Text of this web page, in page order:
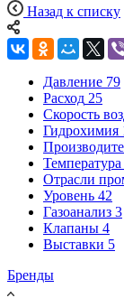
Назад к списку
Давление 79
Расход 25
Скорость
Гидрохимия
Температура
Отрасли
Уровень 42
Газоанализ 3
Клапаны 4
Выставки 5
Бренды